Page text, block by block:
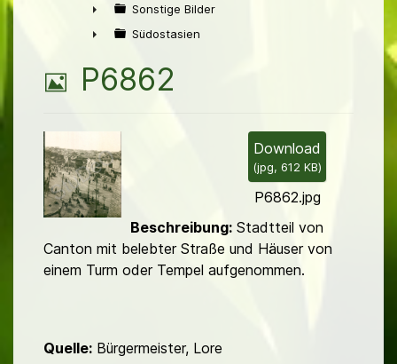
►
►
Sonstige Bilder
Südostasien
B
l
d
P6862
Download
(jpg, 612 KB)
P6862.jpg
Beschreibung:Stadtteil von
Canton mit belebter Straße und Häuser von
einem Turm oder Tempel aufgenommen.
Quelle: Bürgermeister, Lore